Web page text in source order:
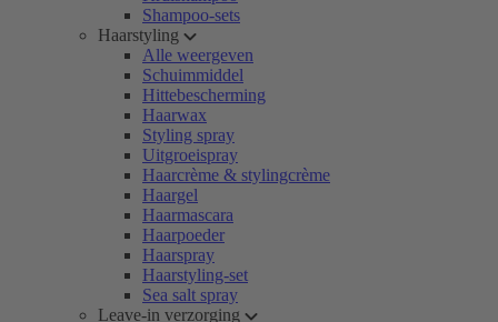
Shampoo-sets
Haarstyling
Alle weergeven
Schuimmiddel
Hittebescherming
Haarwax
Styling spray
Uitgroeispray
Haarcrème & stylingcrème
Haargel
Haarmascara
Haarpoeder
Haarspray
Haarstyling-set
Sea salt spray
Leave-in verzorging